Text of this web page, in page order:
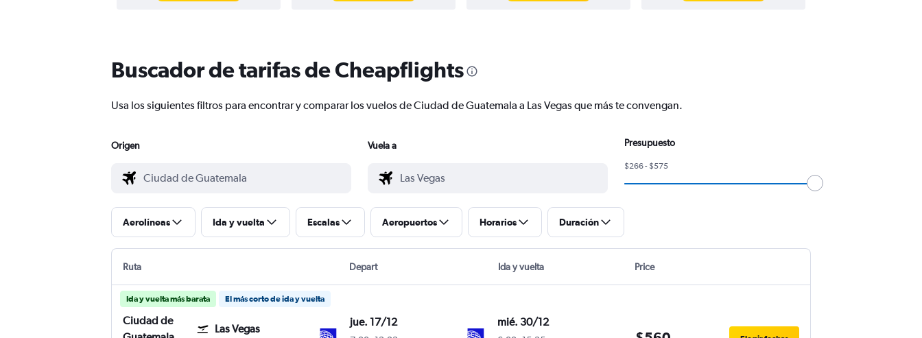
Buscador de tarifas de Cheapflights
Usa los siguientes filtros para encontrar y comparar los vuelos de Ciudad de Guatemala a Las Vegas que más te convengan.
Origen Vuela a Presupuesto
$266 - $575
Aerolíneas Ida y vuelta Escalas Aeropuertos Horarios Duración
Ruta Depart Ida y vuelta Price
Ida y vuelta más barata El más corto de ida y vuelta
Ciudad de
Las Vegas
jue. 17/12 mié. 30/12